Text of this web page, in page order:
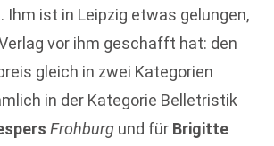
Ihm ist in Leipzig etwas gelungen,
vor ihm geschafft hat: den
gleich in zwei Kategorien
in der Kategorie Belletristik
Frohburg und für Brigitte